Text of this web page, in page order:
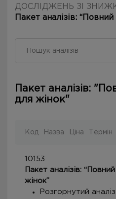
ДОСЛІДЖЕНЬ ЗІ
Пакет аналізів:
Пакет аналізів:
для жінок"
Код Назва Ціна Термін
10153
Пакет аналізів:
жінок”
Розгорнутий